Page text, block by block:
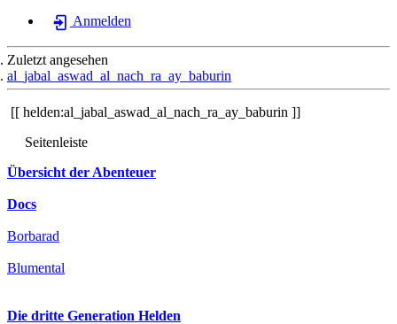
Anmelden
Zuletzt angesehen
al_jabal_aswad_al_nach_ra_ay_baburin
helden:al_jabal_aswad_al_nach_ra_ay_baburin
Seitenleiste
Übersicht der Abenteuer
Docs
Borbarad
Blumental
Die dritte Generation Helden